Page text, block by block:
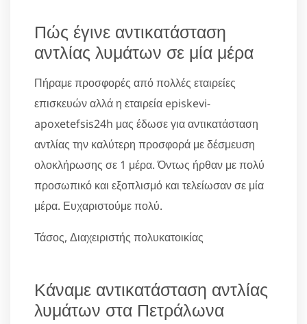
Πώς έγινε αντικατάσταση
αντλίας λυμάτων σε μία μέρα
Πήραμε προσφορές από πολλές εταιρείες
επισκευών αλλά η εταιρεία episkevi-
apoxetefsis24h μας έδωσε για αντικατάσταση
αντλίας την καλύτερη προσφορά με δέσμευση
ολοκλήρωσης σε 1 μέρα. Όντως ήρθαν με πολύ
προσωπικό και εξοπλισμό και τελείωσαν σε μία
μέρα. Ευχαριστούμε πολύ.
Τάσος, Διαχειριστής πολυκατοικίας
Κάναμε αντικατάσταση αντλίας
λυμάτων στα Πετράλωνα